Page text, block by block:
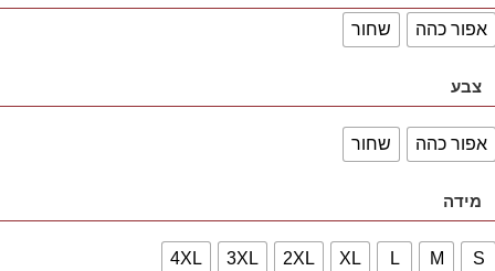
אפור כהה שחור
צבע
אפור כהה שחור
מידה
S
M
L
XL
2XL
3XL
4XL